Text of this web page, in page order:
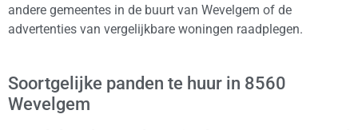
andere gemeentes in de buurt van Wevelgem of de
advertenties van vergelijkbare woningen raadplegen.
Soortgelijke panden te huur in 8560
Wevelgem